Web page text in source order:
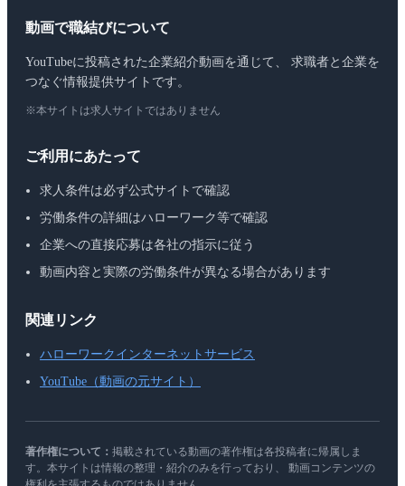
動画で職結びについて
YouTubeに投稿された企業紹介動画を通じて、 求職者と企業を
つなぐ情報提供サイトです。
※本サイトは求人サイトではありません
ご利用にあたって
求人条件は必ず公式サイトで確認
労働条件の詳細はハローワーク等で確認
企業への直接応募は各社の指示に従う
動画内容と実際の労働条件が異なる場合があります
関連リンク
ハローワークインターネットサービス
YouTube（動画の元サイト）
著作権について： 掲載されている動画の著作権は各投稿者に帰属しま
す。本サイトは情報の整理・紹介のみを行っており、 動画コンテンツの